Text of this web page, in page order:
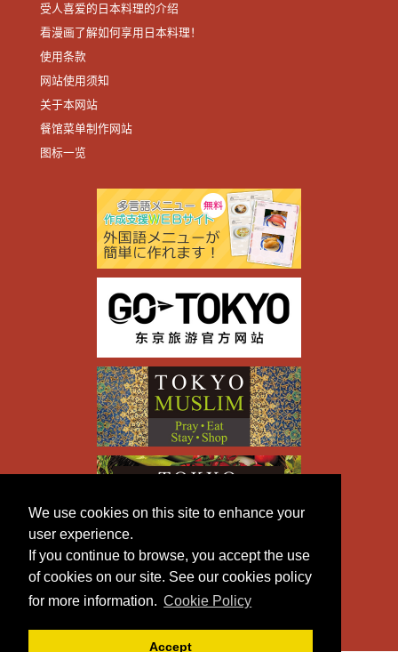
We use cookies on this site to enhance your
user experience.
If you continue to browse, you accept the use
of cookies on our site. See our cookies policy
for more information. Cookie Policy
Accept
受人喜爱的日本料理的介绍
看漫画了解如何享用日本料理！
使用条款
网站使用须知
关于本网站
餐馆菜单制作网站
图标一览